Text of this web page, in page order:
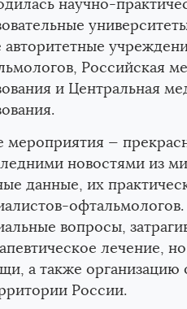
научно-
авторитетные
Российская
и Центральная
мероприятия —
новостями из
данные, их
вопросы,
лечение,
а также организацию
России.